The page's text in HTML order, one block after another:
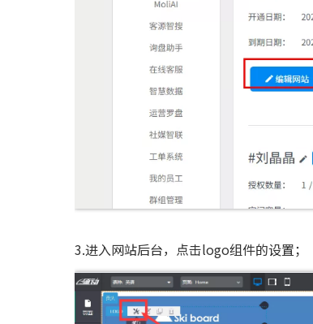
3.进入网站后台，点击logo组件的设置；